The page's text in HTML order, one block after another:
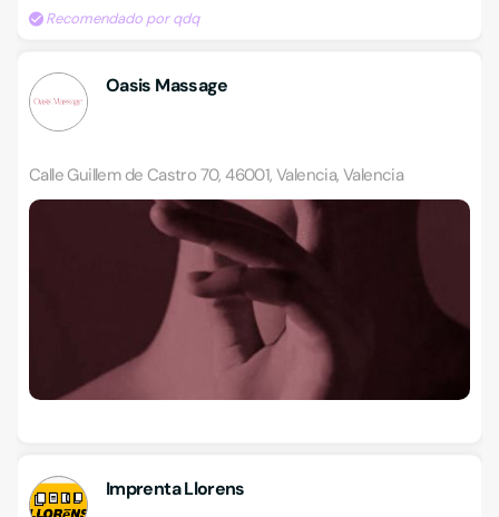
Recomendado por qdq
Oasis Massage
Calle Guillem de Castro 70, 46001, Valencia, Valencia
Imprenta Llorens